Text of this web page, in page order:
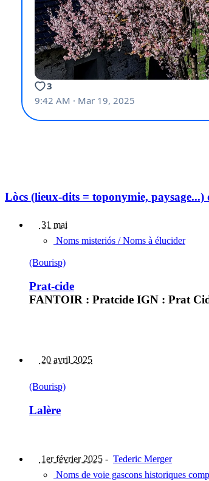
Lòcs (lieux-dits = toponymie, paysage...)
31 mai
Noms misteriós / Noms à élucider
(Bourisp)
Prat-cide
FANTOIR : Pratcide IGN : Prat
20 avril 2025
(Bourisp)
Lalère
1er février 2025 - Tederic Merger
Noms de voie gascons historiques